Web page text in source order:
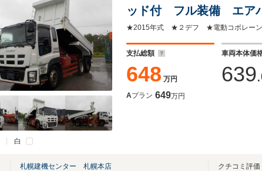
白
ッド付 フル装備 エア
9830cc ディーゼル
支払総額
648 万円
車両本体価
639
Aプラン 649万円
札幌建機センター 札幌本店
クチコミ評価